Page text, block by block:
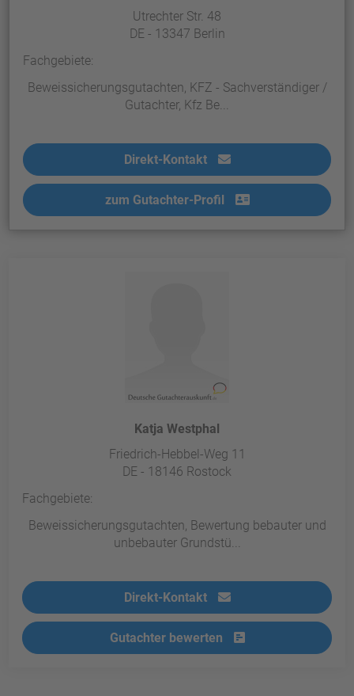
Utrechter Str. 48
DE - 13347 Berlin
Fachgebiete:
Beweissicherungsgutachten, KFZ - Sachverständiger /
Gutachter, Kfz Be...
Direkt-Kontakt
zum Gutachter-Profil
Katja Westphal
Friedrich-Hebbel-Weg 11
DE - 18146 Rostock
Fachgebiete:
Beweissicherungsgutachten, Bewertung bebauter und
unbebauter Grundstü...
Direkt-Kontakt
Gutachter bewerten